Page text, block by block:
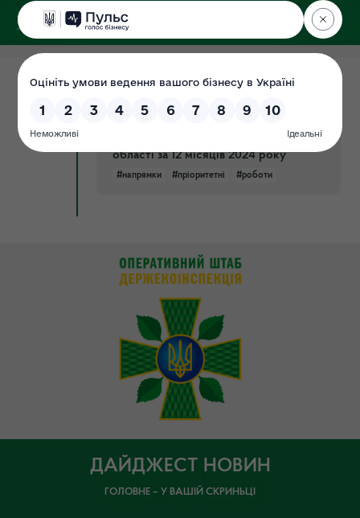
ДЕРЖЕКОІНСПЕКЦІЯ
у Хмельницькій області
02.04.2024
Документ
пріоритетів роботи Державної
екологічної інспекції у Хмельницькій
області за 12 місяців 2024 року
#напрямки #пріоритетні #роботи
ДАЙДЖЕСТ НОВИН
ГОЛОВНЕ – У ВАШІЙ СКРИНЬЦІ